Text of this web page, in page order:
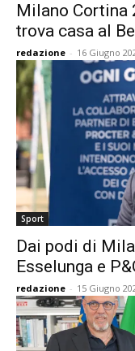
Milano Cortina
trova casa al
redazione - 16 Giugno
Sport
Dai podi di
Esselunga e
redazione - 15 Giugno